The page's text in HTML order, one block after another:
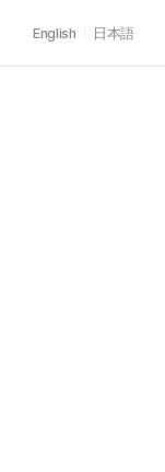
English 日本語